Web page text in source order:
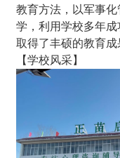
教育方法，以军事
学，利用学校多年成
取得了丰硕的教育成
【学校风采】